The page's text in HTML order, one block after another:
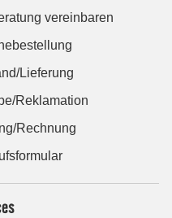
vereinbaren
Lieferung
Reklamation
Rechnung